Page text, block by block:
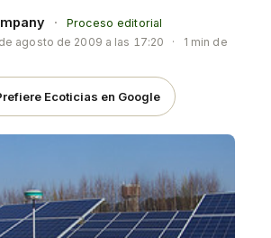
·
Proceso editorial
agosto de 2009 a las 17:20 ·
1 min de
Ecoticias en Google